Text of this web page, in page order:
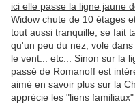
ici elle passe la ligne jaune
Widow chute de 10 étages
tout aussi tranquille, se fait
qu'un peu du nez, vole
le vent... etc... Sinon sur la
passé de Romanoff est
aimé en savoir plus sur la
apprécie les "liens